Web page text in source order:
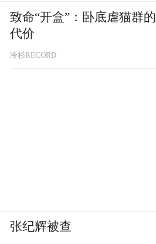
致命“开盒”：卧底虐猫群的
代价
冷杉RECORD
张纪辉被查